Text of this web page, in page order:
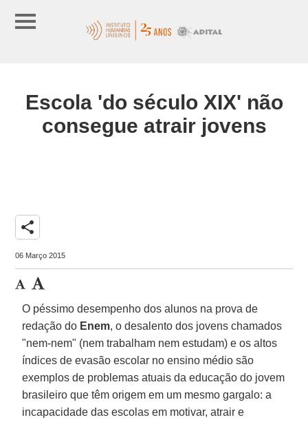
Escola 'do século XIX' não
consegue atrair jovens
share
06 Março 2015
O péssimo desempenho dos alunos na prova de
redação do Enem, o desalento dos jovens chamados
"nem-nem" (nem trabalham nem estudam) e os altos
índices de evasão escolar no ensino médio são
exemplos de problemas atuais da educação do jovem
brasileiro que têm origem em um mesmo gargalo: a
incapacidade das escolas em motivar, atrair e